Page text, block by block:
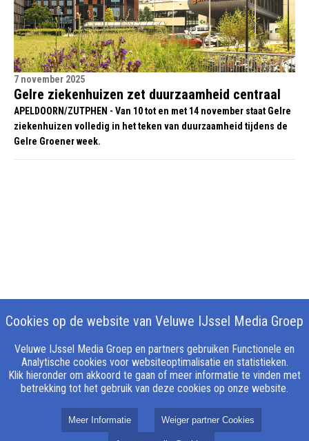
7 november 2025
Gelre ziekenhuizen zet duurzaamheid centraal
APELDOORN/ZUTPHEN - Van 10 tot en met 14 november staat Gelre
ziekenhuizen volledig in het teken van duurzaamheid tijdens de
Gelre Groener week.
Cookies op de website van Veluwe IJssel Media Groep
Veluwe IJssel Media Groep en partners gebruiken Functionele en
Analytische cookies voor websiteoptimalisatie en statistieken.
Klik hieronder om akkoord te gaan of meer informatie te vinden met
betrekking tot het gebruik van deze cookies op onze website.
Meer Informatie Weiger partner Cookies